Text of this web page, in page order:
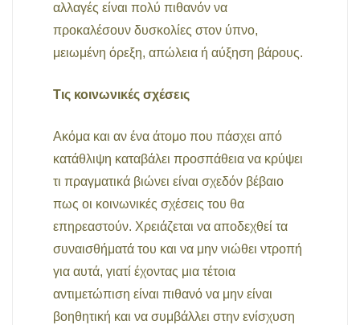
αλλαγές είναι πολύ πιθανόν να
προκαλέσουν δυσκολίες στον ύπνο,
μειωμένη όρεξη, απώλεια ή αύξηση βάρους.
Τις κοινωνικές σχέσεις
Ακόμα και αν ένα άτομο που πάσχει από
κατάθλιψη καταβάλει προσπάθεια να κρύψει
τι πραγματικά βιώνει είναι σχεδόν βέβαιο
πως οι κοινωνικές σχέσεις του θα
επηρεαστούν. Χρειάζεται να αποδεχθεί τα
συναισθήματά του και να μην νιώθει ντροπή
για αυτά, γιατί έχοντας μια τέτοια
αντιμετώπιση είναι πιθανό να μην είναι
βοηθητική και να συμβάλλει στην ενίσχυση